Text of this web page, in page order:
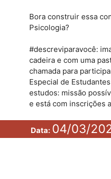
Bora construir essa
Psicologia?
#descreviparavocê:
cadeira e com uma
chamada para
Especial de
estudos: missão
e está com inscrições
Data: 04/03/